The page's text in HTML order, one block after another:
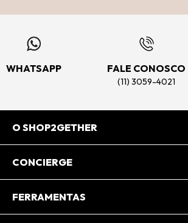
WHATSAPP FALE CONOSCO
(11) 3059-4021
O SHOP2GETHER
Sobre Nós
CONCIERGE
Central de Relacionamento
FERRAMENTAS